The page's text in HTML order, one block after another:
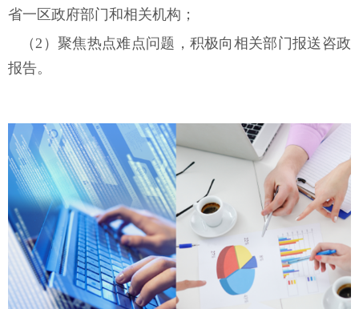
省一区政府部门和相关机构；
（ 2）聚焦热点难点问题，积极向相关部门报送咨政
报告。